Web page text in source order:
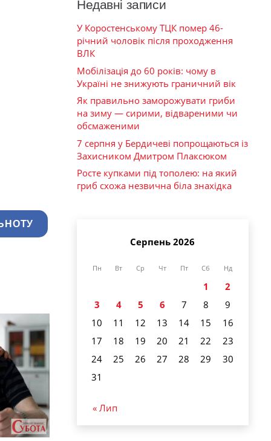
Недавні записи
У Коростенському ТЦК помер 46-
річний чоловік після проходження
ВЛК
Мобілізація до 60 років: чому в
Україні не знижують граничний вік
Як правильно заморожувати гриби
на зиму — сирими, відвареними чи
обсмаженими
7 серпня у Бердичеві попрощаються із
Захисником Дмитром Плаксюком
Росте купками під тополею: на який
гриб схожа незвична біла знахідка
Серпень 2026
Пн Вт Ср Чт Пт Сб Нд
1
2
3
4 5 6 7 8
9
10
11 12 13 14 15
16
17
18 19 20 21 22
23
24
25 26 27 28 29
30
31
« Лип